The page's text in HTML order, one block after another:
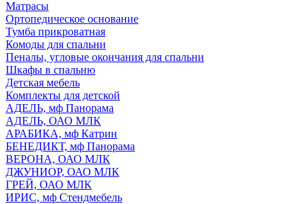
Матрасы
Ортопедическое основание
Тумба прикроватная
Комоды для спальни
Пеналы, угловые окончания для спальни
Шкафы в спальню
Детская мебель
Комплекты для детской
АДЕЛЬ, мф Панорама
АДЕЛЬ, ОАО МЛК
АРАБИКА, мф Катрин
БЕНЕДИКТ, мф Панорама
ВЕРОНА, ОАО МЛК
ДЖУНИОР, ОАО МЛК
ГРЕЙ, ОАО МЛК
ИРИС, мф Стендмебель